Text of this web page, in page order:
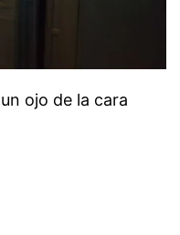
ojo de la cara